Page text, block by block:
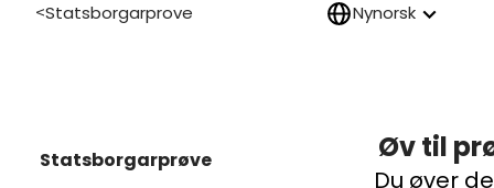
>Statsborgarprove Nynorsk
Øv til
Du øver
Statsborgarprøve